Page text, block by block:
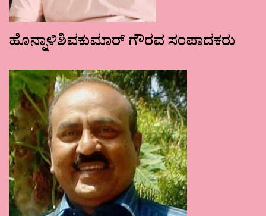
ಹೊನ್ನಾಳಿಶಿವಕುಮಾರ್ ಗೌರವ ಸಂಪಾದಕರು